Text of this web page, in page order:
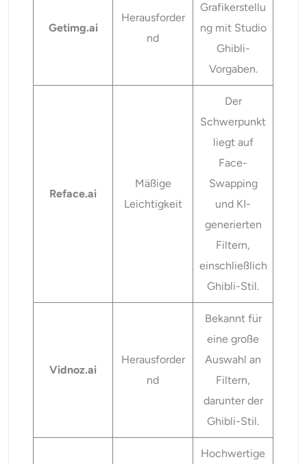
Getimg.ai
Herausforder
nd
Grafikerstellu
ng mit Studio
Ghibli-
Vorgaben.
Reface.ai
Mäßige
Leichtigkeit
Der
Schwerpunkt
liegt auf
Face-
Swapping
und KI-
generierten
Filtern,
einschließlich
Ghibli-Stil.
Vidnoz.ai
Herausforder
nd
Bekannt für
eine große
Auswahl an
Filtern,
darunter der
Ghibli-Stil.
Hochwertige